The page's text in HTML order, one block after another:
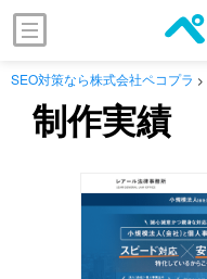
SEO対策なら株式会社ペコプラ >
制作実績